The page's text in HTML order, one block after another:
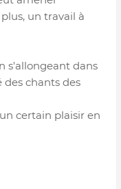
un travail à
s'allongeant dans
chants des
certain plaisir en